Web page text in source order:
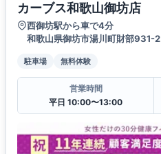
カーブス和歌山御坊店
西御坊駅から車で4分
和歌山県御坊市湯川町財部931-2
駐車場 無料体験
営業時間
平日 10:00〜13:00